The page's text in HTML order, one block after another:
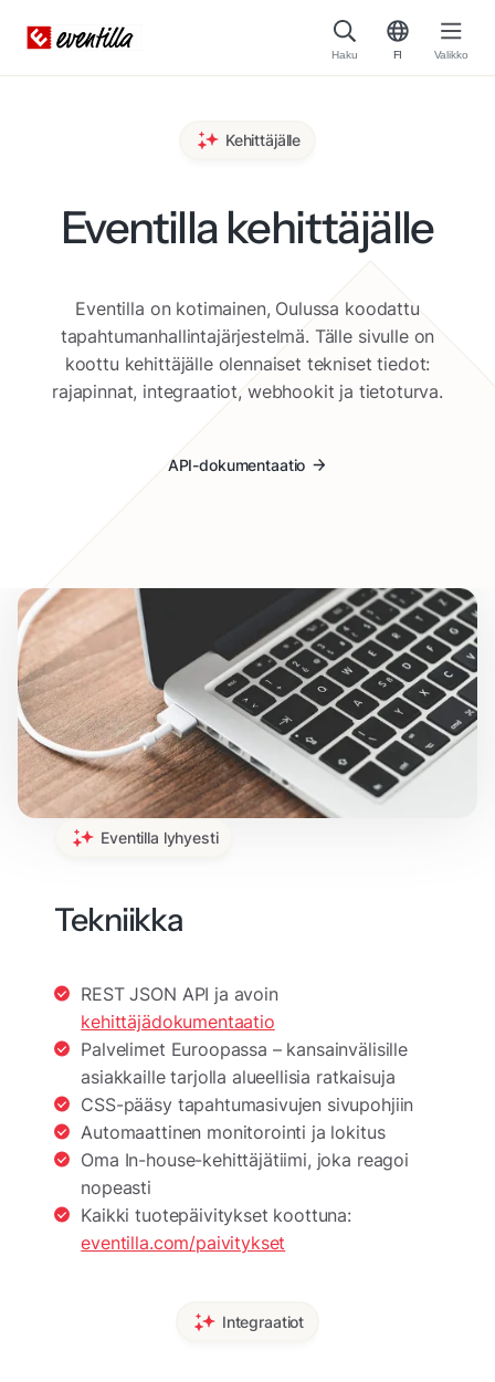
Haku FI Valikko
Kehittäjälle
Eventilla kehittäjälle
Eventilla on kotimainen, Oulussa koodattu
tapahtumanhallintajärjestelmä. Tälle sivulle on
koottu kehittäjälle olennaiset tekniset tiedot:
rajapinnat, integraatiot, webhookit ja tietoturva.
API-dokumentaatio
Eventilla lyhyesti
Tekniikka
REST JSON API ja avoin
kehittäjädokumentaatio
Palvelimet Euroopassa – kansainvälisille
asiakkaille tarjolla alueellisia ratkaisuja
CSS-pääsy tapahtumasivujen sivupohjiin
Automaattinen monitorointi ja lokitus
Oma In-house-kehittäjätiimi, joka reagoi
nopeasti
Kaikki tuotepäivitykset koottuna:
eventilla.com/paivitykset
Integraatiot